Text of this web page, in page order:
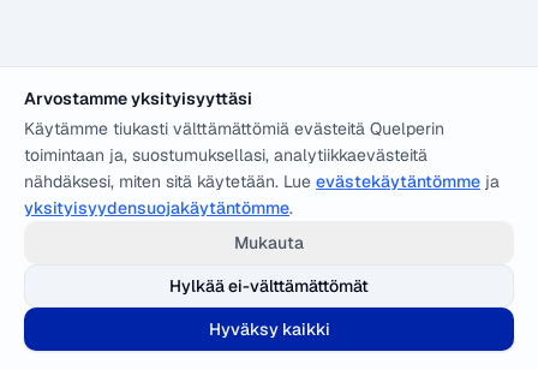
Arvostamme yksityisyyttäsi
Käytämme tiukasti välttämättömiä evästeitä Quelperin
toimintaan ja, suostumuksellasi, analytiikkaevästeitä
nähdäksesi, miten sitä käytetään. Lue evästekäytäntömme ja
yksityisyydensuojakäytäntömme.
Mukauta
Hylkää ei-välttämättömät
Hyväksy kaikki